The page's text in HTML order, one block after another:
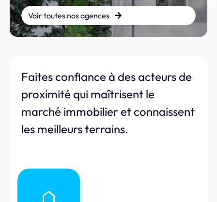
Voir toutes nos agences
Faites confiance à des acteurs de
proximité qui maîtrisent le
marché immobilier et connaissent
les meilleurs terrains.